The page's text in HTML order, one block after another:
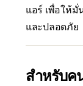
แอร์ เพื่อให้มั่
และปลอดภัย
สำหรับค